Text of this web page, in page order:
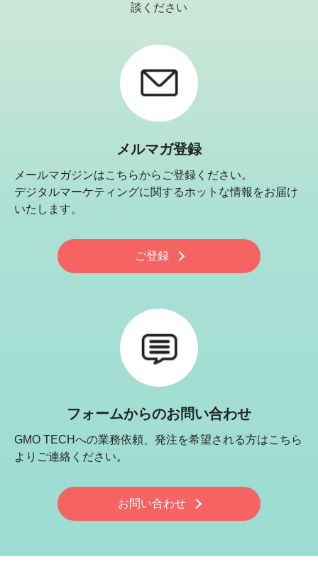
談ください
メルマガ登録
メールマガジンはこちらからご登録ください。
デジタルマーケティングに関するホットな情報をお届け
いたします。
ご登録
フォームからのお問い合わせ
GMO TECHへの業務依頼、発注を希望される方はこちら
よりご連絡ください。
お問い合わせ